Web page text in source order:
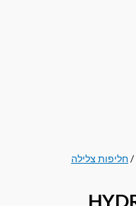
/חליפות צלילה